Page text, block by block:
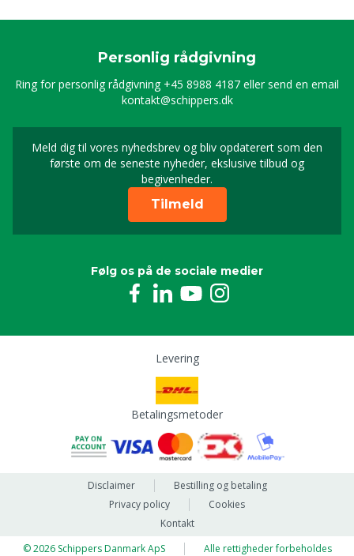
Personlig rådgivning
Ring for personlig rådgivning +45 8988 4187 eller send en email
kontakt@schippers.dk
Meld dig til vores nyhedsbrev og bliv opdaterert som den
første om de seneste nyheder, ekslusive tilbud og
begivenheder.
Timeld dig vores
Tilmeld
Følg os på de sociale medier
Levering
Betalingsmetoder
Disclaimer
Bestilling og betaling
Privacy policy
Cookies
Kontakt
© 2026 Schippers Danmark ApS
Alle rettigheder forbeholdes